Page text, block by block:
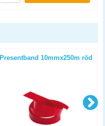
Presentband 10mmx250m röd